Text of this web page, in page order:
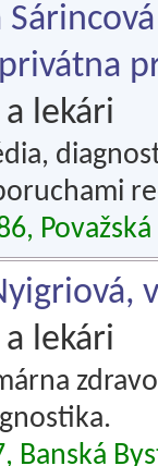
lekári
lekári
Banská